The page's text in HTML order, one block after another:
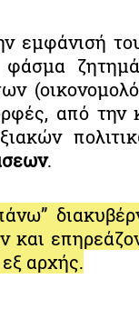
εμφάνισή
από
.
και
αρχής.